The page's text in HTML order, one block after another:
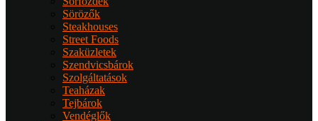
Sörözők
Steakhouses
Street Foods
Szaküzletek
Szendvicsbárok
Szolgáltatások
Teaházak
Tejbárok
Vendéglők